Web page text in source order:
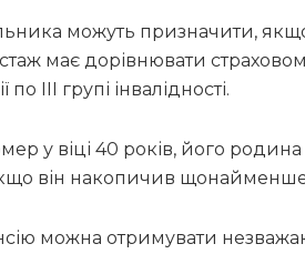
можуть призначити,
має дорівнювати
III групі інвалідності.
у віці 40 років, його
він накопичив щонайменше
можна отримувати